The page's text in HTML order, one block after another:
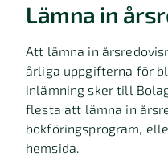
Lämna in
Att lämna in
årliga uppgifterna för
inlämning sker till
flesta att lämna in
bokföringsprogram,
hemsida.